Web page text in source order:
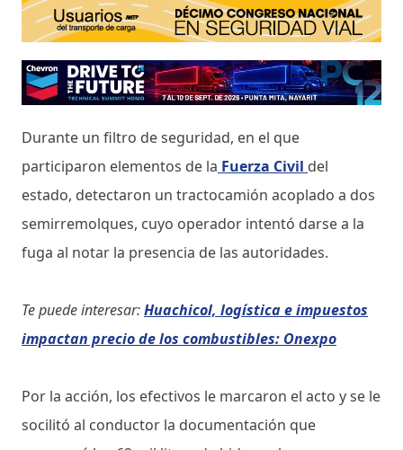
Durante un filtro de seguridad, en el que
participaron elementos de la Fuerza Civil del
estado, detectaron un tractocamión acoplado a dos
semirremolques, cuyo operador intentó darse a la
fuga al notar la presencia de las autoridades.
Te puede interesar:Huachicol, logística e impuestos
impactan precio de los combustibles: Onexpo
Por la acción, los efectivos le marcaron el acto y se le
socilitó al conductor la documentación que